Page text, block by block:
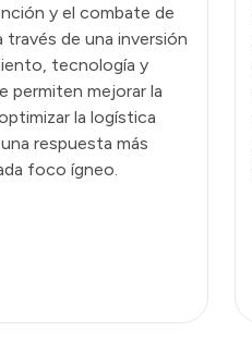
y el combate de
de una inversión
tecnología y
permiten mejorar la
la logística
respuesta más
foco ígneo.